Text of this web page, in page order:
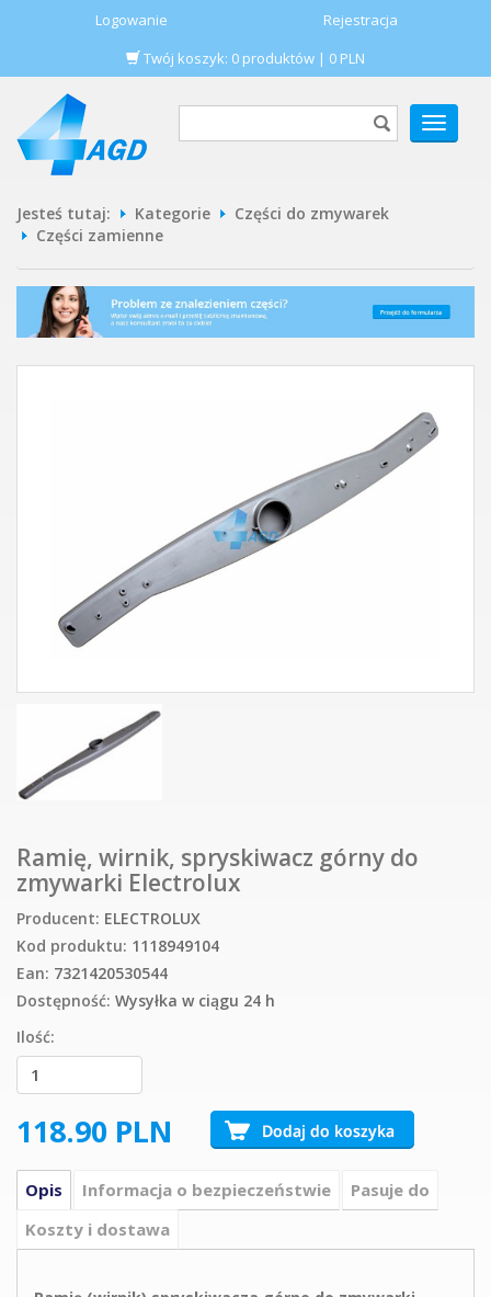
Logowanie
Rejestracja
Twój koszyk: 0 produktów | 0 PLN
POKAŻ
MENU
Jesteś tutaj: Kategorie
Części do zmywarek
Części zamienne
Ramię, wirnik, spryskiwacz górny do
zmywarki Electrolux
Producent: ELECTROLUX
Kod produktu: 1118949104
Ean: 7321420530544
Dostępność: Wysyłka w ciągu 24 h
Ilość:
118.90 PLN
Opis Informacja o bezpieczeństwie
Pasuje do
Koszty i dostawa